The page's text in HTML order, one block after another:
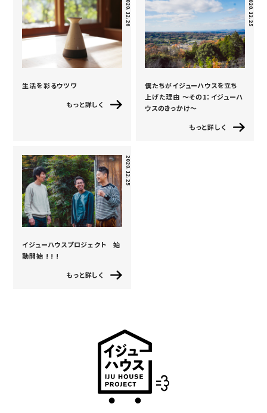
生活を彩るウツワ
もっと詳しく
2020.12.26
僕たちがイジューハウスを立ち
上げた理由 〜その1：イジューハ
ウスのきっかけ〜
もっと詳しく
2020.12.25
イジューハウスプロジェクト 始
動開始 ! ! !
もっと詳しく
2020.12.25